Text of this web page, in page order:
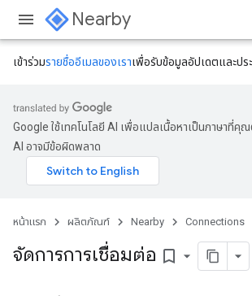
Nearby
เข้าร่วมรายชื่ออีเมลของเราเพื่อรับข้อมูลอัปเดตและปร
Google ใช้เทคโนโลยี AI เพื่อแปลเนื้อหาเป็นภาษาที่คุ
AI อาจมีข้อผิดพลาด
หน้าแรก ผลิตภัณฑ์ Nearby Connections
จัดการการเชื่อมต่อ bookmark_border